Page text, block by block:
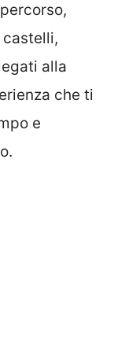
castelli,
alla
che ti
e